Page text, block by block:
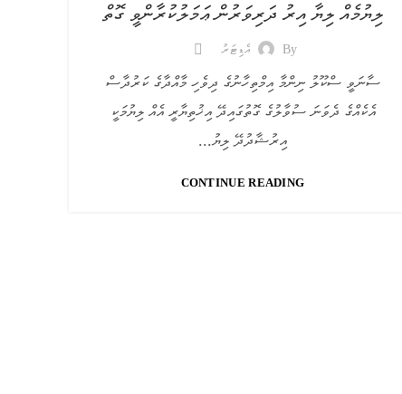
ލިޔުމެއް ލިޔާ އިރު ދަރިވަރުން ޢަމަލުކުރާންވީ ގޮތް
By އެޑިޓަރު
ސާނަވީ ސްކޫލު ނިންމާ އިމްތިހާނުގެ ދިވެހި މާއްދާގެ ކަރުދާސް
އެކެއްގެ ދެވަނަ ސުވާލުގެ ގޮތުގައިދޭ އިޚުތިޔާރީ އެއް ލިޔުމަކީ
އިރުޝާދުދޭ ލިޔު...
CONTINUE READING